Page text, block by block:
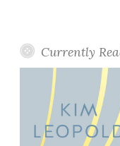
Currently